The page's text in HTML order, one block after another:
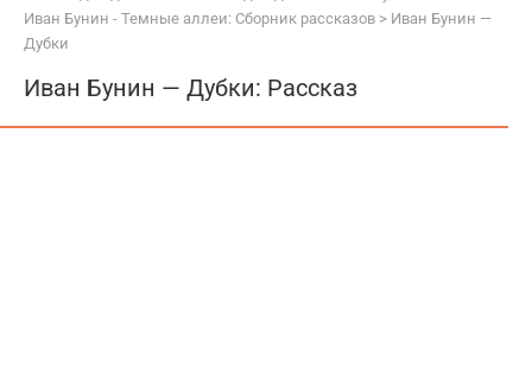
Иван Бунин - Темные аллеи: Сборник рассказов > Иван Бунин —
Дубки
Иван Бунин — Дубки: Рассказ